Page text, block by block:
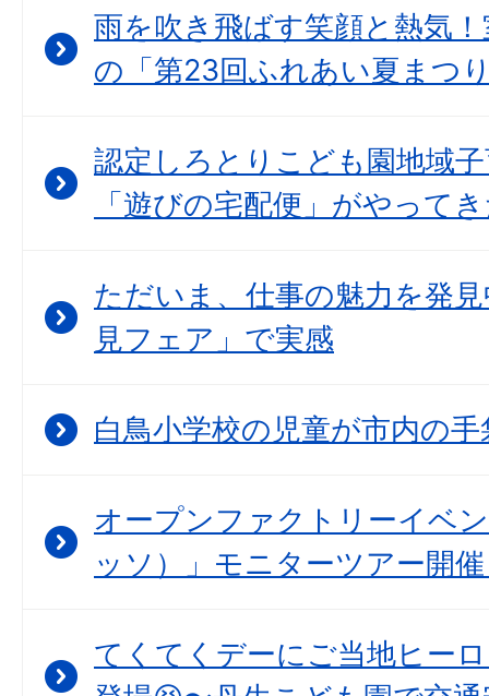
雨を吹き飛ばす笑顔と熱気
の「第23回ふれあい夏まつ
認定しろとりこども園地域
「遊びの宅配便」がやって
ただいま、仕事の魅力を発
見フェア」で実感
白鳥小学校の児童が市内の
オープンファクトリーイベ
ッソ）」モニターツアー開
てくてくデーにご当地ヒー